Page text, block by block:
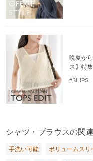
晩夏か
ス】特集
#SHIPS
シャツ・ブラウスの関
手洗い可能 ボリュームスリ